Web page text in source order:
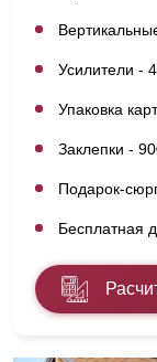
Усилители -
Упаковка
Заклепки -
Подарок-
Бесплатная